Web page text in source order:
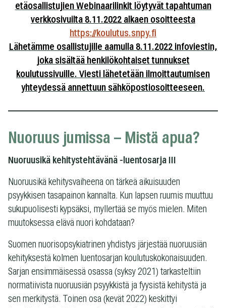
etäosallistujien Webinaarilinkit löytyvät tapahtuman
verkkosivuilta 8.11.2022 alkaen osoitteesta
https://koulutus.snpy.fi
Lähetämme osallistujille aamulla 8.11.2022 infoviestin,
joka sisältää henkilökohtaiset tunnukset
koulutussivuille. Viesti lähetetään ilmoittautumisen
yhteydessä annettuun sähköpostiosoitteeseen.
Nuoruus jumissa – Mistä apua?
Nuoruusikä kehitystehtävänä -luentosarja III
Nuoruusikä kehitysvaiheena on tärkeä aikuisuuden
psyykkisen tasapainon kannalta. Kun lapsen ruumis muuttuu
sukupuolisesti kypsäksi, myllertää se myös mielen. Miten
muutoksessa elävä nuori kohdataan?
Suomen nuorisopsykiatrinen yhdistys järjestää nuoruusiän
kehityksestä kolmen luentosarjan koulutuskokonaisuuden.
Sarjan ensimmäisessä osassa (syksy 2021) tarkasteltiin
normatiivista nuoruusiän psyykkistä ja fyysistä kehitystä ja
sen merkitystä. Toinen osa (kevät 2022) keskittyi